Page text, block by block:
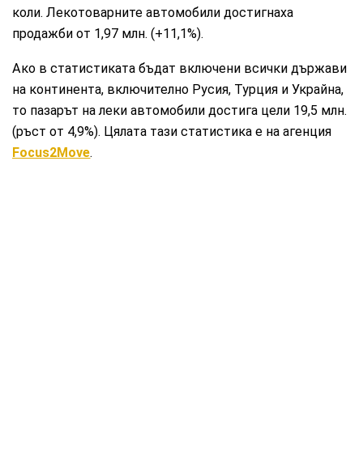
коли. Лекотоварните автомобили достигнаха
продажби от 1,97 млн. (+11,1%).
Ако в статистиката бъдат включени всички държави
на континента, включително Русия, Турция и Украйна,
то пазарът на леки автомобили достига цели 19,5 млн.
(ръст от 4,9%). Цялата тази статистика е на агенция
Focus2Move.